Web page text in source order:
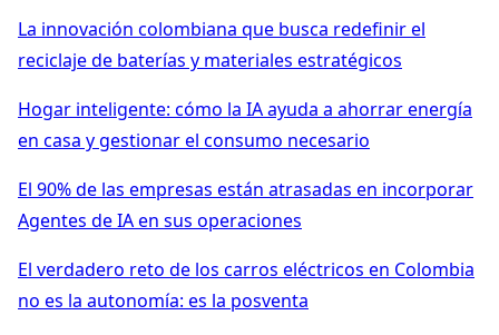
La innovación colombiana que busca redefinir el
reciclaje de baterías y materiales estratégicos
Hogar inteligente: cómo la IA ayuda a ahorrar energía
en casa y gestionar el consumo necesario
El 90% de las empresas están atrasadas en incorporar
Agentes de IA en sus operaciones
El verdadero reto de los carros eléctricos en Colombia
no es la autonomía: es la posventa